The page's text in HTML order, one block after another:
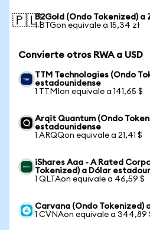
🇵🇱B2Gold (Ondo Tokenized) a
1 BTGon equivale a 15,34 zł
Convierte otros RWA a USD
TTM Technologies (Ondo
estadounidense
1 TTMIon equivale a 141,65 $
Arqit Quantum (Ondo
estadounidense
1 ARQQon equivale a 21,41 $
iShares Aaa - A Rated
Tokenized) a Dólar
1 QLTAon equivale a 46,59 $
Carvana (Ondo Tokenized)
1 CVNAon equivale a 344,89